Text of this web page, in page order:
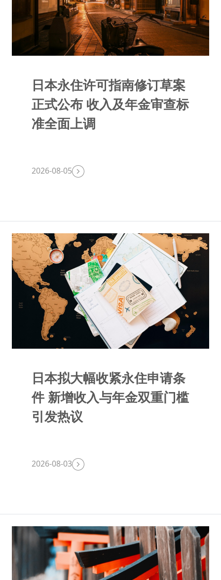
日本永住许可指南修订草案
正式公布 收入及年金审查标
准全面上调
2026-08-05
日本拟大幅收紧永住申请条
件 新增收入与年金双重门槛
引发热议
2026-08-03